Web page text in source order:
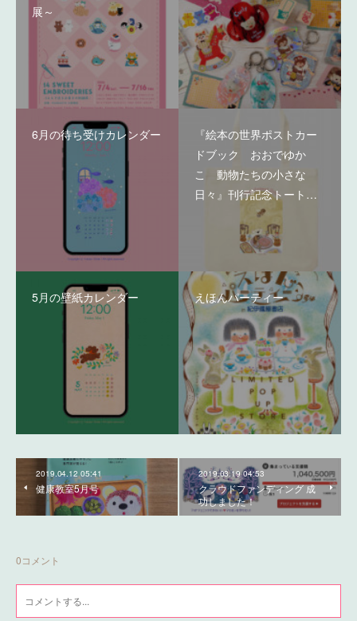
展～
6月の待ち受けカレンダー
『絵本の世界ポストカー
ドブック おおでゆか
こ 動物たちの小さな
日々』刊行記念トート…
5月の壁紙カレンダー えほんパーティー
2019.04.12 05:41
健康教室5月号
2019.03.19 04:53
クラウドファンディング 成
功しました！
0コメント